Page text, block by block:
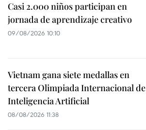
Casi 2.000 niños participan en
jornada de aprendizaje creativo
09/08/2026 10:10
Vietnam gana siete medallas en
tercera Olimpiada Internacional de
Inteligencia Artificial
08/08/2026 11:38